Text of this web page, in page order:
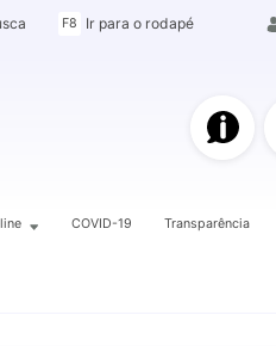
Ir para o rodapé
F8
COVID-19 Transparência